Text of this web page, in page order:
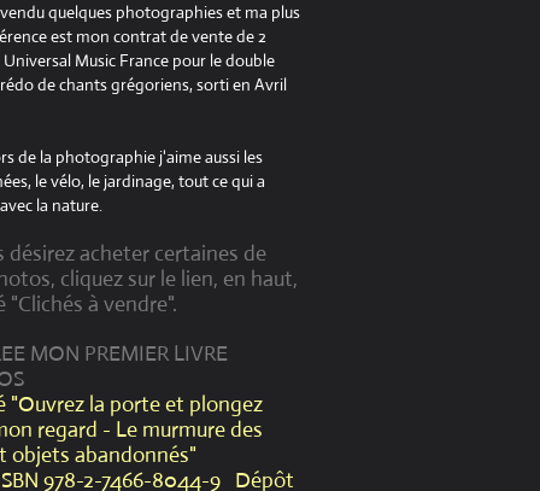
quelques photographies et ma plus
est mon contrat de vente de 2
Universal Music France pour le double
de chants grégoriens, sorti en Avril
de la photographie j'aime aussi les
le vélo, le jardinage, tout ce qui a
la nature.
désirez acheter certaines de
cliquez sur le lien, en haut,
à vendre".
MON PREMIER LIVRE
"Ouvrez la porte et plongez
regard - Le murmure des
objets abandonnés"
978-2-7466-8044-9 Dépôt